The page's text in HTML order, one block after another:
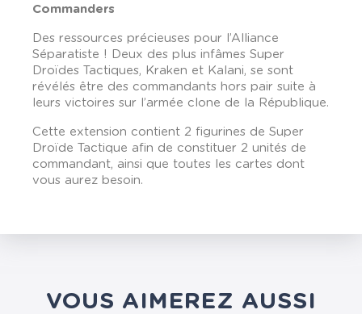
Commanders
Des ressources précieuses pour l’Alliance
Séparatiste ! Deux des plus infâmes Super
Droïdes Tactiques, Kraken et Kalani, se sont
révélés être des commandants hors pair suite à
leurs victoires sur l’armée clone de la République.
Cette extension contient 2 figurines de Super
Droïde Tactique afin de constituer 2 unités de
commandant, ainsi que toutes les cartes dont
vous aurez besoin.
VOUS AIMEREZ AUSSI